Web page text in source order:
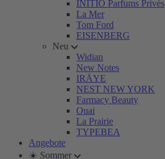
INITIO Parfums Privés
La Mer
Tom Ford
EISENBERG
Neu
Widian
New Notes
IRÄYE
NEST NEW YORK
Farmacy Beauty
Ouai
La Prairie
TYPEBEA
Angebote
☀️ Sommer